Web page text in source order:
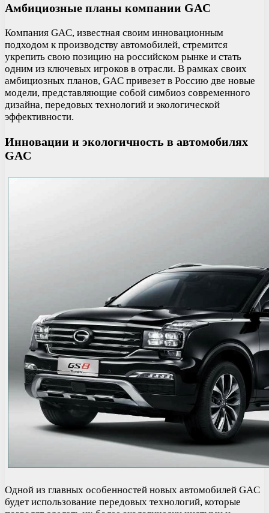
Амбициозные планы компании GAC
Компания GAC, известная своим инновационным
подходом к производству автомобилей, стремится
укрепить свою позицию на российском рынке и стать
одним из ключевых игроков в отрасли. В рамках своих
амбициозных планов, GAC привезет в Россию две новые
модели, представляющие собой симбиоз современного
дизайна, передовых технологий и экологической
эффективности.
Инновации и экологичность в автомобилях
GAC
Одной из главных особенностей новых автомобилей GAC
будет использование передовых технологий, которые